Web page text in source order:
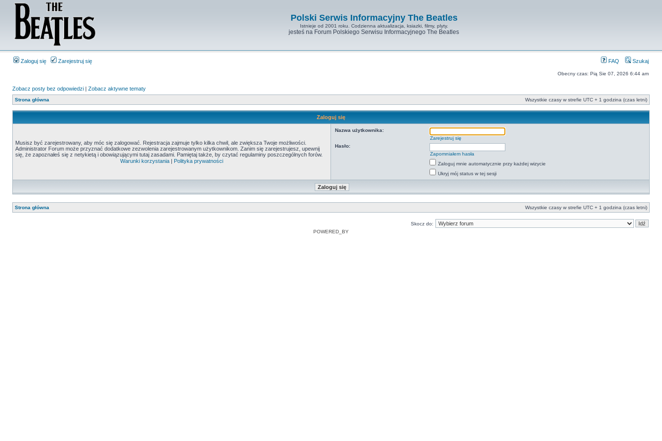
Polski Serwis Informacyjny The Beatles
Istnieje od 2001 roku. Codzienna aktualizacja, ksiazki, filmy, plyty.
jesteś na Forum Polskiego Serwisu Informacyjnego The Beatles
Zaloguj się Zarejestruj się FAQ Szukaj
Obecny czas: Pią Sie 07, 2026 6:44 am
Zobacz posty bez odpowiedzi | Zobacz aktywne tematy
Strona główna Wszystkie czasy w strefie UTC + 1 godzina (czas letni)
Zaloguj się
Musisz być zarejestrowany, aby móc się zalogować. Rejestracja zajmuje tylko kilka chwil, ale zwiększa Twoje możliwości.
Administrator Forum może przyznać dodatkowe zezwolenia zarejestrowanym użytkownikom. Zanim się zarejestrujesz, upewnij
się, że zapoznałeś się z netykietą i obowiązującymi tutaj zasadami. Pamiętaj także, by czytać regulaminy poszczególnych forów.
Warunki korzystania | Polityka prywatności
Nazwa użytkownika:
Zarejestruj się
Hasło:
Zapomniałem hasła
Zaloguj mnie automatycznie przy każdej wizycie
Ukryj mój status w tej sesji
Strona główna Wszystkie czasy w strefie UTC + 1 godzina (czas letni)
Skocz do:
POWERED_BY